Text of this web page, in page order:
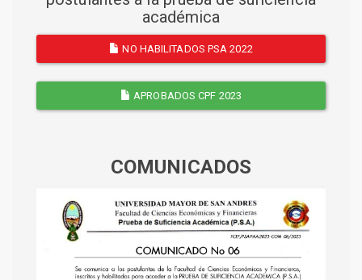
académica
NO HABILITADOS PSA 2022
APROBADOS CPF 2023
COMUNICADOS